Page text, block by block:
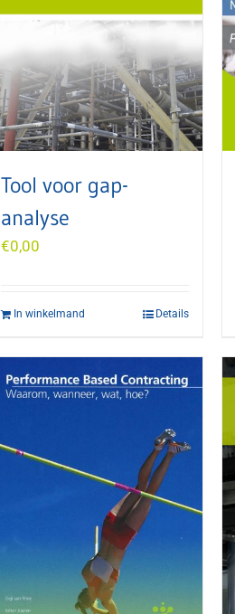
Tool voor gap-
analyse
€0,00
In winkelmand Details